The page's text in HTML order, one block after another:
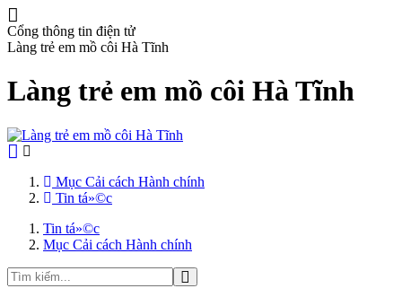
Cổng thông tin điện tử
Làng trẻ em mồ côi Hà Tĩnh
Làng trẻ em mồ côi Hà Tĩnh
Mục Cải cách Hành chính
Tin tá»©c
Tin tá»©c
Mục Cải cách Hành chính